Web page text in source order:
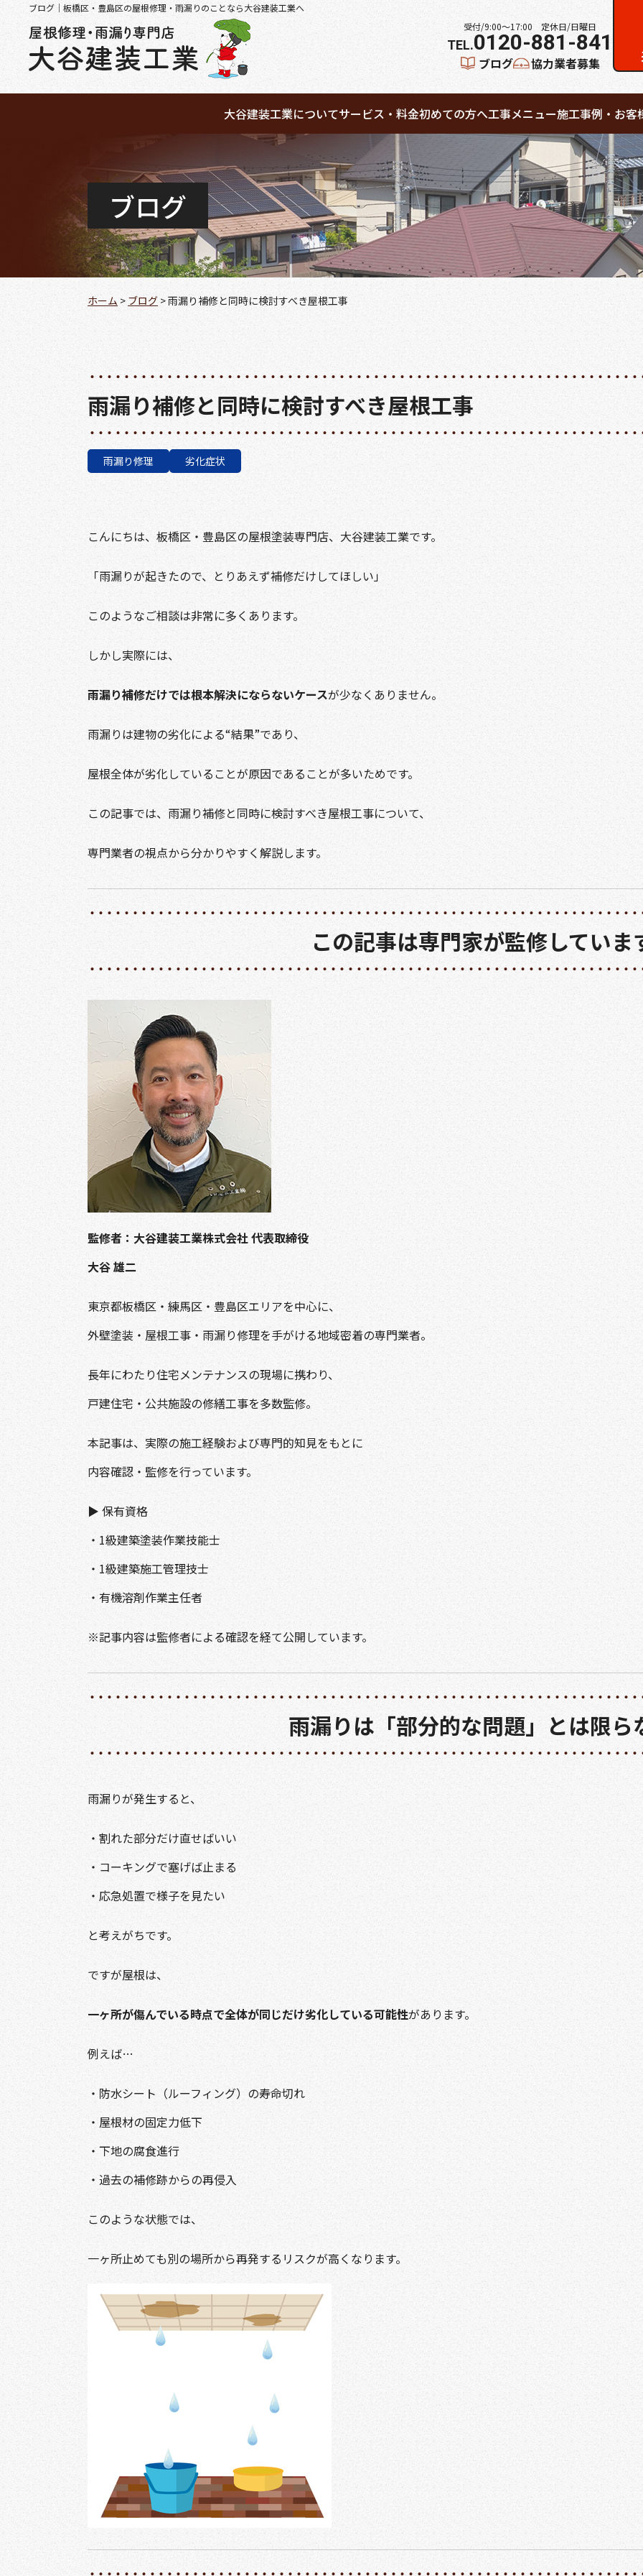
ブログ｜板橋区・豊島区の屋根修理・雨漏りのことなら大谷建装工業へ
受付/9:00～17:00 定休日/日曜日
0120-881-841
ブログ 協力業者募集
大谷建装工業についてサービス・料金初めての方へ工事メニュー施工事例・お客
ブログ
ホーム > ブログ >雨漏り補修と同時に検討すべき屋根工事
雨漏り補修と同時に検討すべき屋根工事
雨漏り修理 劣化症状
こんにちは、板橋区・豊島区の屋根塗装専門店、大谷建装工業です。
「雨漏りが起きたので、とりあえず補修だけしてほしい」
このようなご相談は非常に多くあります。
しかし実際には、
雨漏り補修だけでは根本解決にならないケースが少なくありません。
雨漏りは建物の劣化による“結果”であり、
屋根全体が劣化していることが原因であることが多いためです。
この記事では、雨漏り補修と同時に検討すべき屋根工事について、
専門業者の視点から分かりやすく解説します。
この記事は専門家が監修していま
監修者：大谷建装工業株式会社 代表取締役
大谷 雄二
東京都板橋区・練馬区・豊島区エリアを中心に、
外壁塗装・屋根工事・雨漏り修理を手がける地域密着の専門業者。
長年にわたり住宅メンテナンスの現場に携わり、
戸建住宅・公共施設の修繕工事を多数監修。
本記事は、実際の施工経験および専門的知見をもとに
内容確認・監修を行っています。
▶ 保有資格
・1級建築塗装作業技能士
・1級建築施工管理技士
・有機溶剤作業主任者
※記事内容は監修者による確認を経て公開しています。
雨漏りは「部分的な問題」とは限ら
雨漏りが発生すると、
・割れた部分だけ直せばいい
・コーキングで塞げば止まる
・応急処置で様子を見たい
と考えがちです。
ですが屋根は、
一ヶ所が傷んでいる時点で全体が同じだけ劣化している可能性があります。
例えば…
・防水シート（ルーフィング）の寿命切れ
・屋根材の固定力低下
・下地の腐食進行
・過去の補修跡からの再侵入
このような状態では、
一ヶ所止めても別の場所から再発するリスクが高くなります。